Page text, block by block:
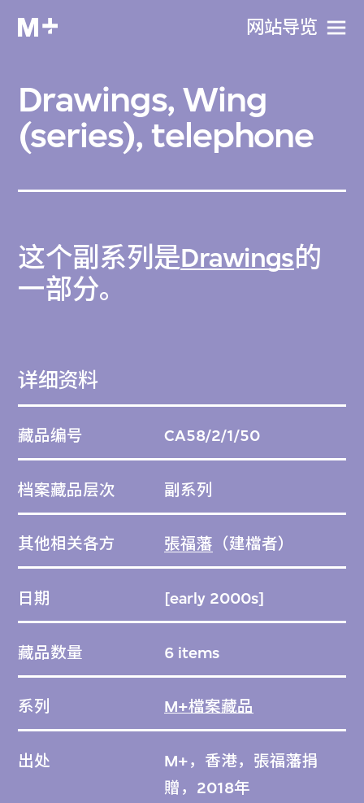
网站导览
Drawings, Wing
(series), telephone
这个副系列是Drawings的
一部分。
详细资料
藏品编号 CA58/2/1/50
档案藏品层次 副系列
其他相关各方 張福藩 （建檔者）
日期 [early 2000s]
藏品数量 6 items
系列 M+檔案藏品
出处
M+，香港，張福藩捐
贈，2018年